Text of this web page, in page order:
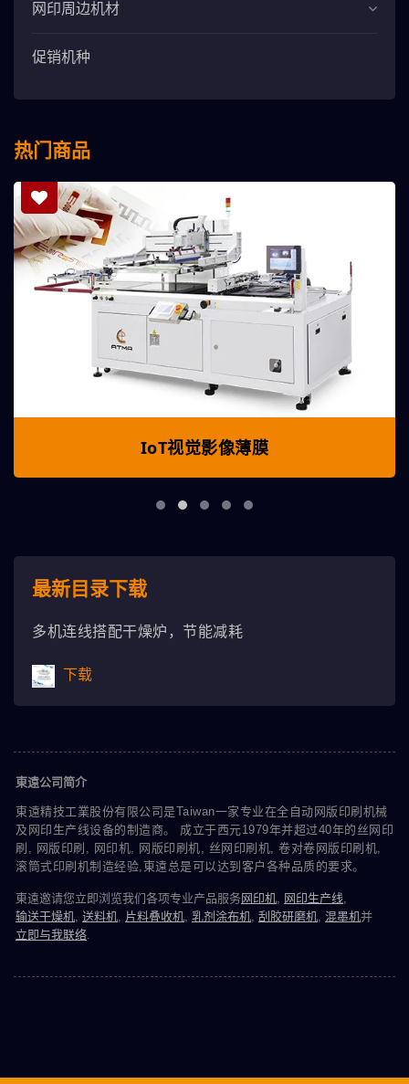
网印周边机材
促销机种
热门商品
IoT视觉影像薄膜
最新目录下载
多机连线搭配干燥炉，节能减耗
下载
東遠公司简介
東遠精技工業股份有限公司是Taiwan一家专业在全自动网版印刷机械
及网印生产线设备的制造商。 成立于西元1979年并超过40年的丝网印
刷, 网版印刷, 网印机, 网版印刷机, 丝网印刷机, 卷对卷网版印刷机,
滚筒式印刷机制造经验,東遠总是可以达到客户各种品质的要求。
東遠邀请您立即浏览我们各项专业产品服务网印机 网印生产线
输送干燥机 送料机 片料叠收机 乳剂涂布机 刮胶研磨机 混墨机并
立即与我联络